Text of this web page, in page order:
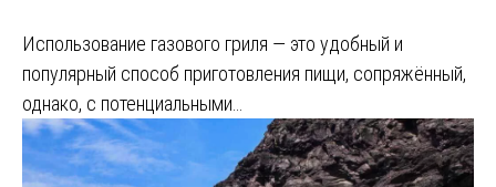
Использование газового гриля — это удобный и
популярный способ приготовления пищи, сопряжённый,
однако, с потенциальными…